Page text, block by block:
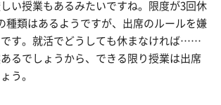
い授業もあるみたいですね。限度が3回休
種類はあるようですが、出席のルールを嫌
です。就活でどうしても休まなければ……
るでしょうから、できる限り授業は出席
う。